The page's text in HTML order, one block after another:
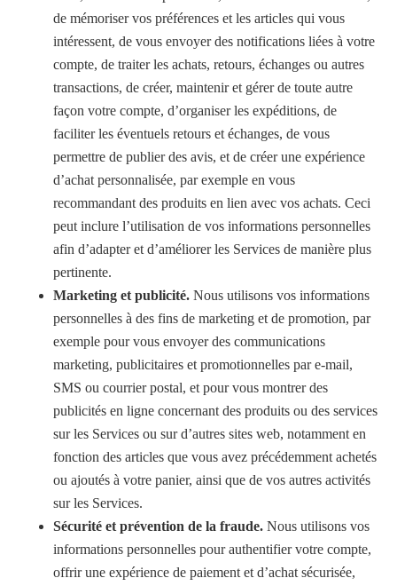
de mémoriser vos préférences et les articles qui vous
intéressent, de vous envoyer des notifications liées à votre
compte, de traiter les achats, retours, échanges ou autres
transactions, de créer, maintenir et gérer de toute autre
façon votre compte, d’organiser les expéditions, de
faciliter les éventuels retours et échanges, de vous
permettre de publier des avis, et de créer une expérience
d’achat personnalisée, par exemple en vous
recommandant des produits en lien avec vos achats. Ceci
peut inclure l’utilisation de vos informations personnelles
afin d’adapter et d’améliorer les Services de manière plus
pertinente.
Marketing et publicité. Nous utilisons vos informations
personnelles à des fins de marketing et de promotion, par
exemple pour vous envoyer des communications
marketing, publicitaires et promotionnelles par e-mail,
SMS ou courrier postal, et pour vous montrer des
publicités en ligne concernant des produits ou des services
sur les Services ou sur d’autres sites web, notamment en
fonction des articles que vous avez précédemment achetés
ou ajoutés à votre panier, ainsi que de vos autres activités
sur les Services.
Sécurité et prévention de la fraude. Nous utilisons vos
informations personnelles pour authentifier votre compte,
offrir une expérience de paiement et d’achat sécurisée,